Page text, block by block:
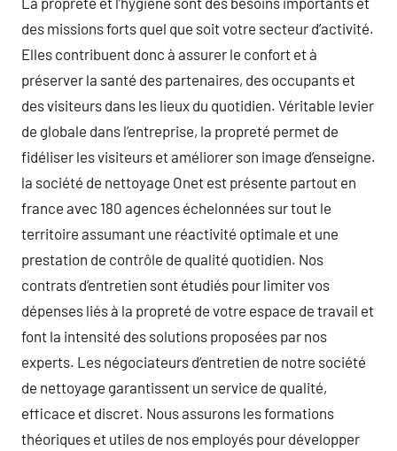
des missions forts quel que soit votre secteur d’activité.
Elles contribuent donc à assurer le confort et à
préserver la santé des partenaires, des occupants et
des visiteurs dans les lieux du quotidien. Véritable levier
de globale dans l’entreprise, la propreté permet de
fidéliser les visiteurs et améliorer son image d’enseigne.
la société de nettoyage Onet est présente partout en
france avec 180 agences échelonnées sur tout le
territoire assumant une réactivité optimale et une
prestation de contrôle de qualité quotidien. Nos
contrats d’entretien sont étudiés pour limiter vos
dépenses liés à la propreté de votre espace de travail et
font la intensité des solutions proposées par nos
experts. Les négociateurs d’entretien de notre société
de nettoyage garantissent un service de qualité,
efficace et discret. Nous assurons les formations
théoriques et utiles de nos employés pour développer